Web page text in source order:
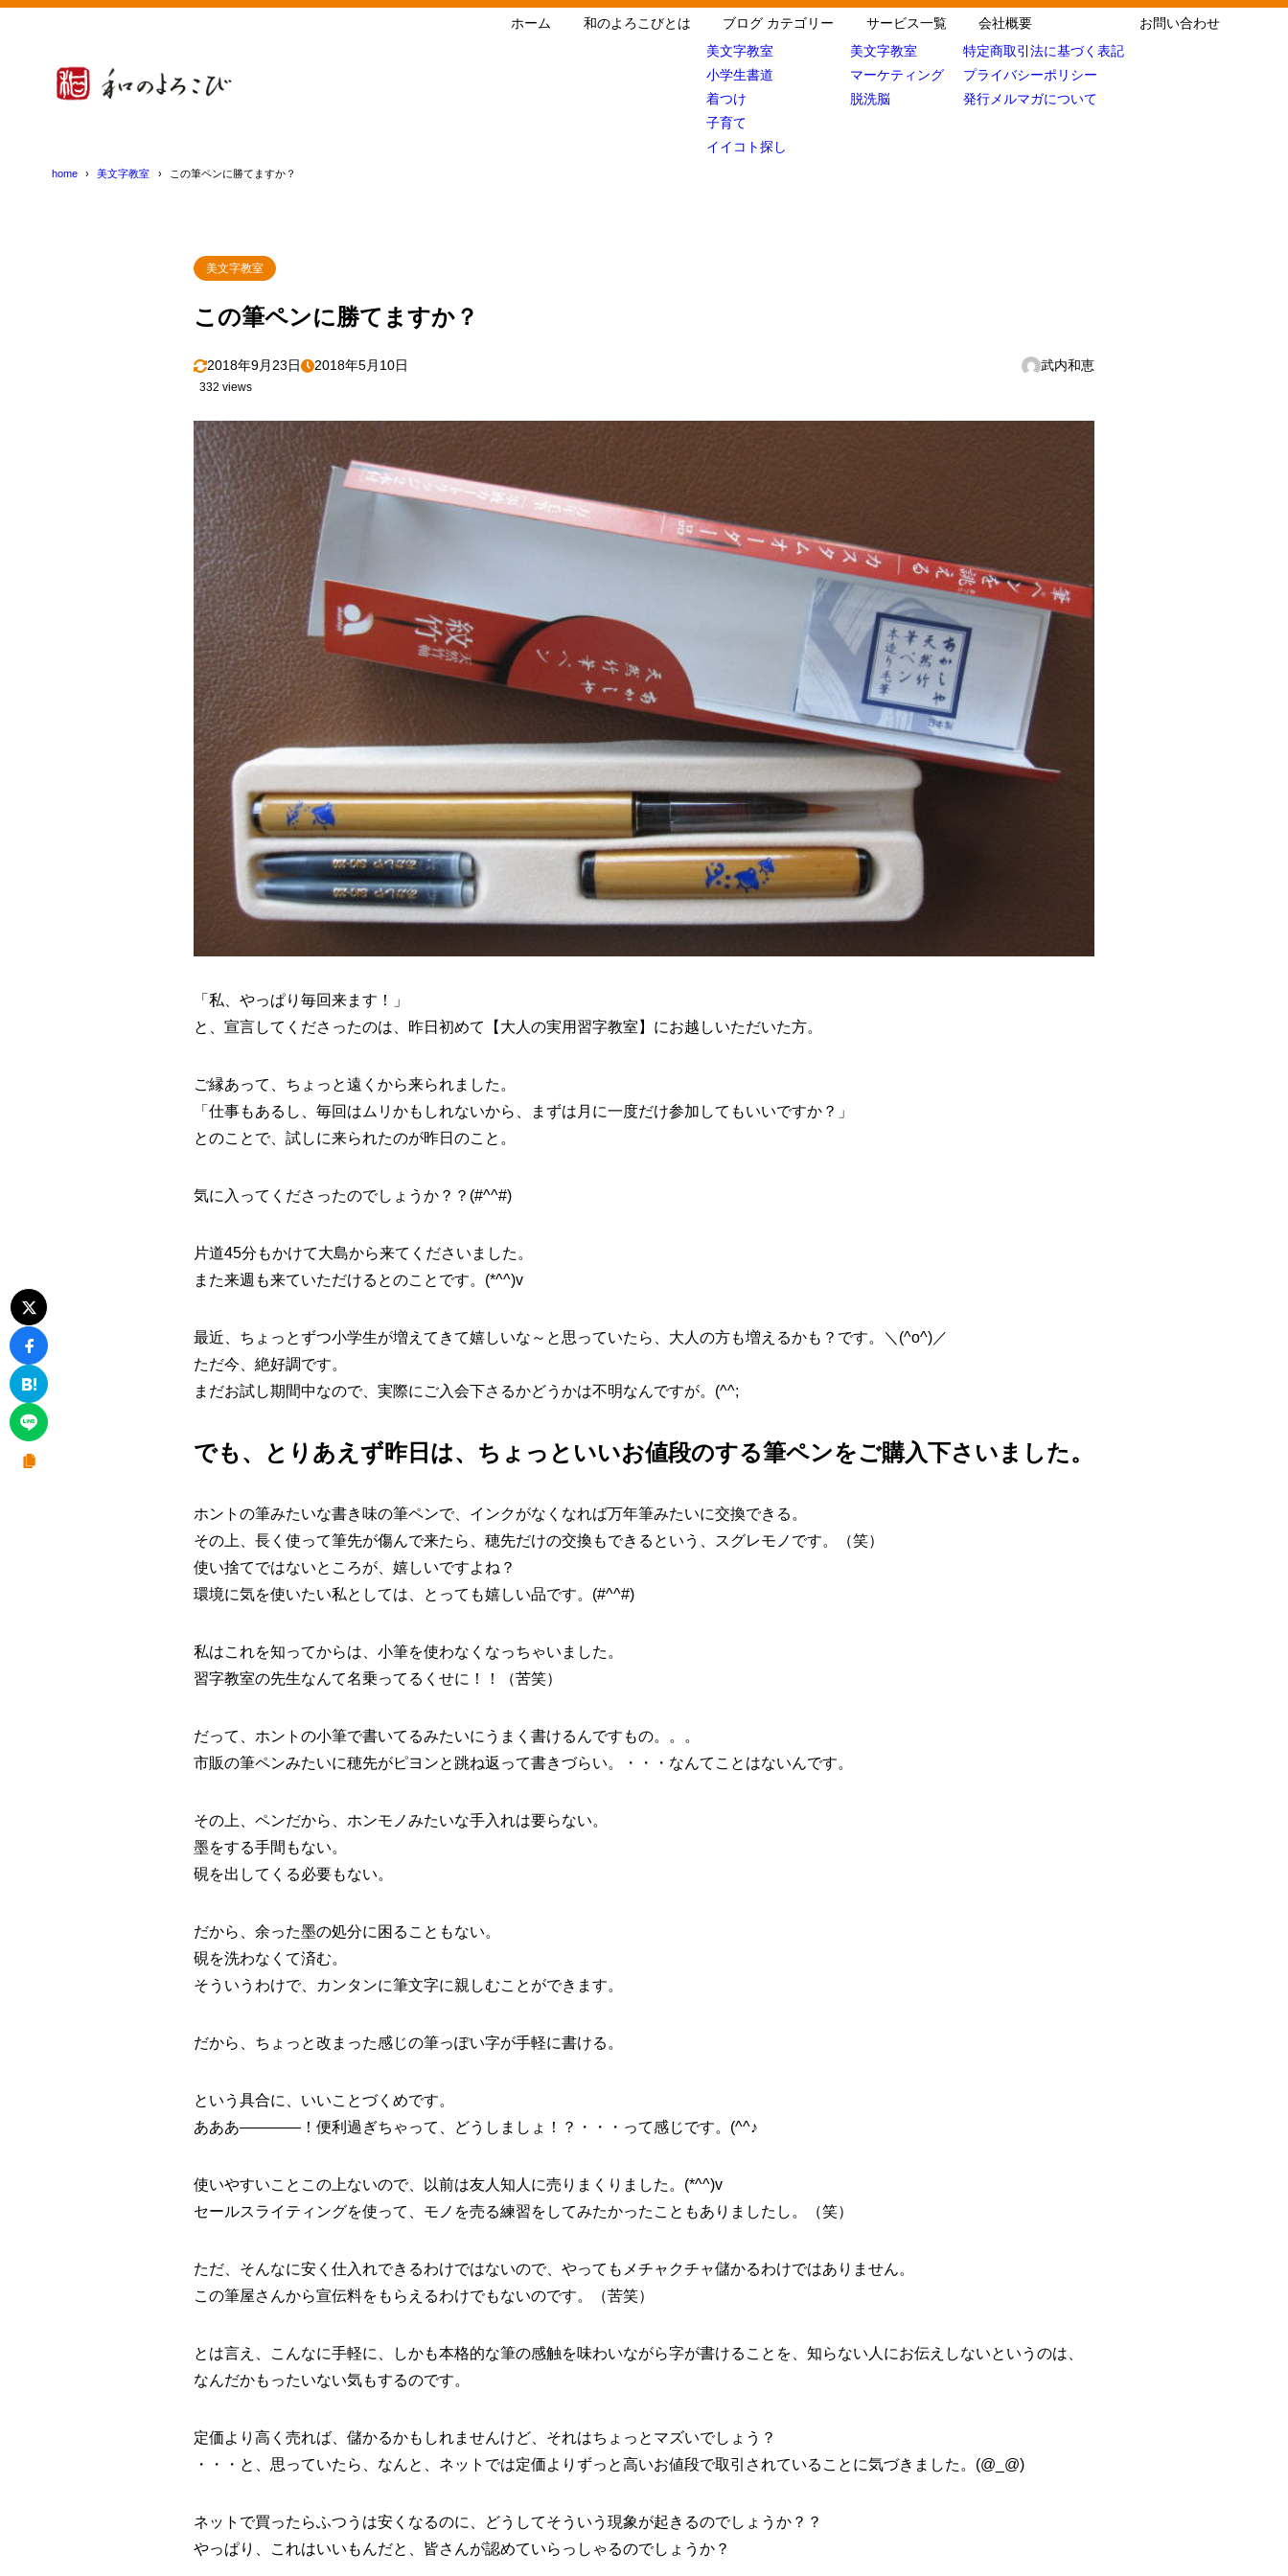
ホーム 和のよろこびとは
ブログ カテゴリー
美文字教室
小学生書道
着つけ
子育て
イイコト探し
サービス一覧
美文字教室
マーケティング
脱洗脳
会社概要
特定商取引法に基づく表記
プライバシーポリシー
発行メルマガについて
お問い合わせ
home 美文字教室 この筆ペンに勝てますか？
美文字教室
この筆ペンに勝てますか？
2018年9月23日 2018年5月10日 武内和恵
332 views
「私、やっぱり毎回来ます！」
と、宣言してくださったのは、昨日初めて【大人の実用習字教室】にお越しいただいた方。
ご縁あって、ちょっと遠くから来られました。
「仕事もあるし、毎回はムリかもしれないから、まずは月に一度だけ参加してもいいですか？」
とのことで、試しに来られたのが昨日のこと。
気に入ってくださったのでしょうか？？(#^^#)
片道45分もかけて大島から来てくださいました。
また来週も来ていただけるとのことです。(*^^)v
最近、ちょっとずつ小学生が増えてきて嬉しいな～と思っていたら、大人の方も増えるかも？です。＼(^o^)／
ただ今、絶好調です。
まだお試し期間中なので、実際にご入会下さるかどうかは不明なんですが。(^^;
でも、とりあえず昨日は、ちょっといいお値段のする筆ペンをご購入下さいました。
ホントの筆みたいな書き味の筆ペンで、インクがなくなれば万年筆みたいに交換できる。
その上、長く使って筆先が傷んで来たら、穂先だけの交換もできるという、スグレモノです。（笑）
使い捨てではないところが、嬉しいですよね？
環境に気を使いたい私としては、とっても嬉しい品です。(#^^#)
私はこれを知ってからは、小筆を使わなくなっちゃいました。
習字教室の先生なんて名乗ってるくせに！！（苦笑）
だって、ホントの小筆で書いてるみたいにうまく書けるんですもの。。。
市販の筆ペンみたいに穂先がピヨンと跳ね返って書きづらい。・・・なんてことはないんです。
その上、ペンだから、ホンモノみたいな手入れは要らない。
墨をする手間もない。
硯を出してくる必要もない。
だから、余った墨の処分に困ることもない。
硯を洗わなくて済む。
そういうわけで、カンタンに筆文字に親しむことができます。
だから、ちょっと改まった感じの筆っぽい字が手軽に書ける。
という具合に、いいことづくめです。
あああ――――！便利過ぎちゃって、どうしましょ！？・・・って感じです。(^^♪
使いやすいことこの上ないので、以前は友人知人に売りまくりました。(*^^)v
セールスライティングを使って、モノを売る練習をしてみたかったこともありましたし。（笑）
ただ、そんなに安く仕入れできるわけではないので、やってもメチャクチャ儲かるわけではありません。
この筆屋さんから宣伝料をもらえるわけでもないのです。（苦笑）
とは言え、こんなに手軽に、しかも本格的な筆の感触を味わいながら字が書けることを、知らない人にお伝えしないというのは、
なんだかもったいない気もするのです。
定価より高く売れば、儲かるかもしれませんけど、それはちょっとマズいでしょう？
・・・と、思っていたら、なんと、ネットでは定価よりずっと高いお値段で取引されていることに気づきました。(@_@)
ネットで買ったらふつうは安くなるのに、どうしてそういう現象が起きるのでしょうか？？
やっぱり、これはいいもんだと、皆さんが認めていらっしゃるのでしょうか？